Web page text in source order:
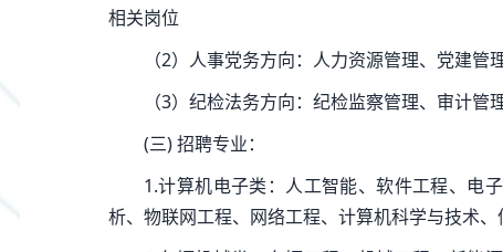
相关岗位
（2）人事党务方向：人力资源管理、党建
（3）纪检法务方向：纪检监察管理、审计管
(三) 招聘专业：
1.计算机电子类：人工智能、软件工程、电
析、物联网工程、网络工程、计算机科学与技术